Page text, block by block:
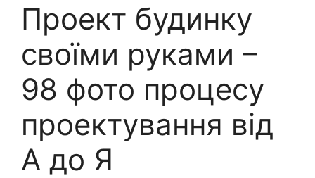
Проект будинку
своїми руками –
98 фото процесу
проектування від
А до Я